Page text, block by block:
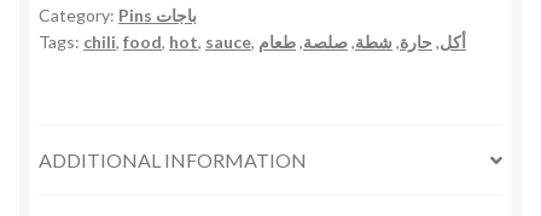
حارة
quantity
Category:
Pins باجات
Tags: chili, food, hot, sauce, أكل, حارة, شطة,صلصة,طعام
ADDITIONAL INFORMATION